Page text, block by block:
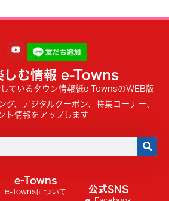
しむ情報 e-Towns
ているタウン情報紙e-TownsのWEB版
グ、デジタルクーポン、特集コーナー、
ト情報をアップします
e-Towns
e-Townsについて
公式SNS